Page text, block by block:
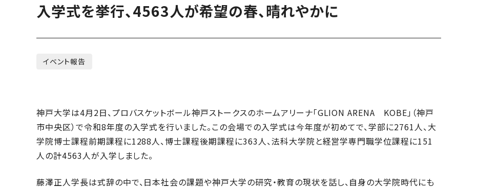
入学式を挙行、4563人が希望の春、晴れやかに
イベント報告
神戸大学は4月2日、プロバスケットボール神戸ストークスのホームアリーナ「GLION ARENA KOBE」（神戸
市中央区）で令和8年度の入学式を行いました。この会場での入学式は今年度が初めてで、学部に2761人、大
学院博士課程前期課程に1288人、博士課程後期課程に363人、法科大学院と経営学専門職学位課程に151
人の計4563人が入学しました。
藤澤正人学長は式辞の中で、日本社会の課題や神戸大学の研究・教育の現状を話し、自身の大学院時代にも